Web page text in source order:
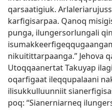
qarsaatigiuk.
karfigisar­paa. Qanoq
punga, ilungersorlungali
nikuitit­tar­paanga.” Jehova
Utoq­qaaner­tat Takuyap
oqarfigaat ileq­qupalaani
ilisuk­kul­luun­niit
poq: “Sianer­niar­neq